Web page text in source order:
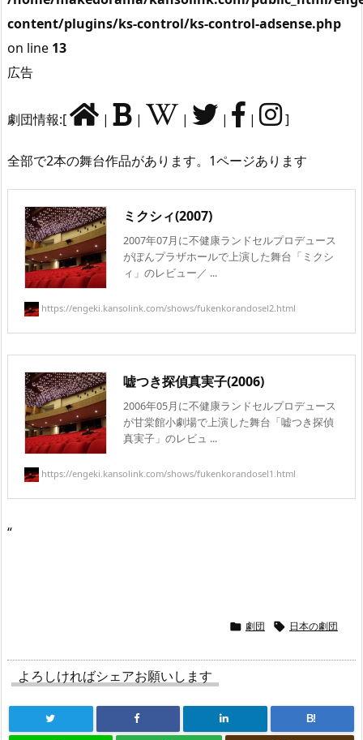
content/plugins/ks-control/ks-control-adsense.php
on line 13
広告
劇団情報:[ | | | | | ]
全部で2本の舞台作品があります。1ページあります
ミクシィ(2007)
2007年07月に不健康ランドセルプロデュース
がぽんプラザホールで上演した舞台「ミクシ
ィ」のレビュー／ ...
https://engeki.kansolink.com/shows/fukenkorandosel2.html
嘘つき探偵真実子(2006)
2006年05月に不健康ランドセルプロデュース
が甘棠館小劇場で上演した舞台「嘘つき探偵
真実子」のレビュ ...
https://engeki.kansolink.com/shows/fukenkorandosel1.html
“
 劇団  日本の劇団
よろしければシェアお願いします
B!